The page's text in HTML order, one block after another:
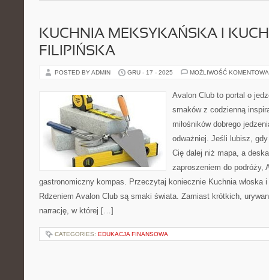
KUCHNIA MEKSYKAŃSKA I
FILIPIŃSKA
POSTED BY ADMIN GRU - 17 - 2025 MOŻLIWOŚĆ
Avalon Club to portal o
smaków z codzienną
miłośników dobrego
odważniej. Jeśli lubisz,
Cię dalej niż mapa, a
zaproszeniem do podróży,
gastronomiczny kompas. Przeczytaj koniecznie Kuchnia włoska
Rdzeniem Avalon Club są smaki świata. Zamiast krótkich,
narrację, w której […]
CATEGORIES: EDUKACJA FINANSOWA